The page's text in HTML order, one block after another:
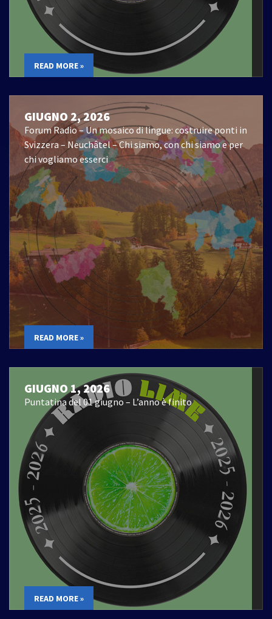
READ MORE »
GIUGNO 2, 2026
Forum Radio – Un mosaico di lingue: costruire ponti in
Svizzera – Neuchâtel – Chi siamo, con chi siamo e per
chi vogliamo esserci
READ MORE »
GIUGNO 1, 2026
Puntatina del 01 giugno – L’anno è finito
READ MORE »